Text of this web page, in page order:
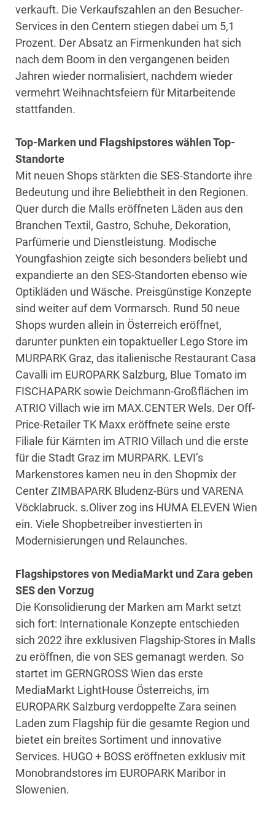
verkauft. Die Verkaufszahlen an den Besucher-
Services in den Centern stiegen dabei um 5,1
Prozent. Der Absatz an Firmenkunden hat sich
nach dem Boom in den vergangenen beiden
Jahren wieder normalisiert, nachdem wieder
vermehrt Weihnachtsfeiern für Mitarbeitende
stattfanden.
Top-Marken und Flagshipstores wählen Top-
Standorte
Mit neuen Shops stärkten die SES-Standorte ihre
Bedeutung und ihre Beliebtheit in den Regionen.
Quer durch die Malls eröffneten Läden aus den
Branchen Textil, Gastro, Schuhe, Dekoration,
Parfümerie und Dienstleistung. Modische
Youngfashion zeigte sich besonders beliebt und
expandierte an den SES-Standorten ebenso wie
Optikläden und Wäsche. Preisgünstige Konzepte
sind weiter auf dem Vormarsch. Rund 50 neue
Shops wurden allein in Österreich eröffnet,
darunter punkten ein topaktueller Lego Store im
MURPARK Graz, das italienische Restaurant Casa
Cavalli im EUROPARK Salzburg, Blue Tomato im
FISCHAPARK sowie Deichmann-Großflächen im
ATRIO Villach wie im MAX.CENTER Wels. Der Off-
Price-Retailer TK Maxx eröffnete seine erste
Filiale für Kärnten im ATRIO Villach und die erste
für die Stadt Graz im MURPARK. LEVI’s
Markenstores kamen neu in den Shopmix der
Center ZIMBAPARK Bludenz-Bürs und VARENA
Vöcklabruck. s.Oliver zog ins HUMA ELEVEN Wien
ein. Viele Shopbetreiber investierten in
Modernisierungen und Relaunches.
Flagshipstores von MediaMarkt und Zara geben
SES den Vorzug
Die Konsolidierung der Marken am Markt setzt
sich fort: Internationale Konzepte entschieden
sich 2022 ihre exklusiven Flagship-Stores in Malls
zu eröffnen, die von SES gemanagt werden. So
startet im GERNGROSS Wien das erste
MediaMarkt LightHouse Österreichs, im
EUROPARK Salzburg verdoppelte Zara seinen
Laden zum Flagship für die gesamte Region und
bietet ein breites Sortiment und innovative
Services. HUGO + BOSS eröffneten exklusiv mit
Monobrandstores im EUROPARK Maribor in
Slowenien.